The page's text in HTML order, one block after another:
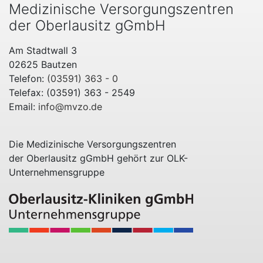
Medizinische Versorgungszentren
der Oberlausitz gGmbH
Am Stadtwall 3
02625 Bautzen
Telefon: (03591) 363 - 0
Telefax: (03591) 363 - 2549
Email: info@mvzo.de
Die Medizinische Versorgungszentren
der Oberlausitz gGmbH gehört zur OLK-
Unternehmensgruppe